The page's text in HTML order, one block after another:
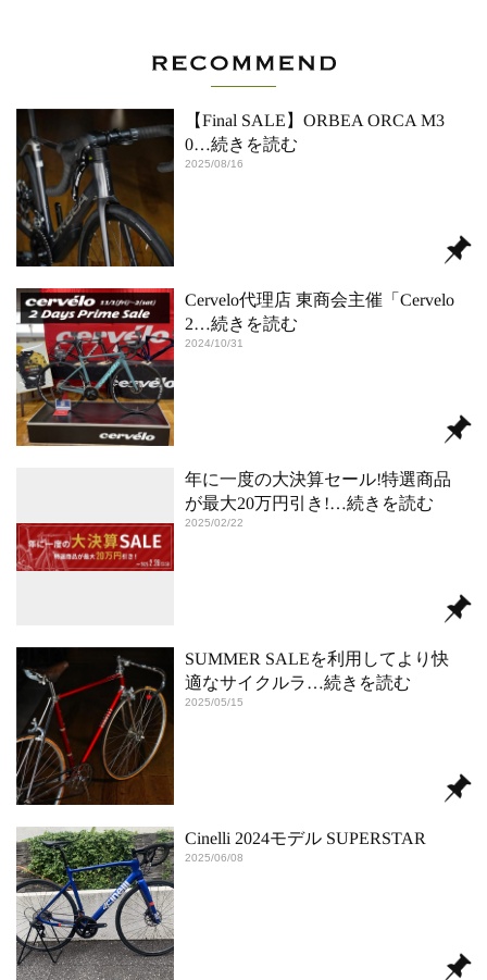
【Final SALE】ORBEA ORCA M3
0…続きを読む
2025/08/16
Cervelo代理店 東商会主催「Cervelo
2…続きを読む
2024/10/31
年に一度の大決算セール!特選商品
が最大20万円引き!…続きを読む
2025/02/22
SUMMER SALEを利用してより快
適なサイクルラ …続きを読む
2025/05/15
Cinelli 2024モデル SUPERSTAR
2025/06/08